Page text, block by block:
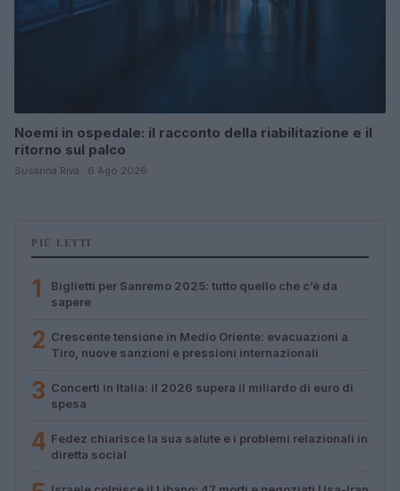
Noemi in ospedale: il racconto della riabilitazione e il
ritorno sul palco
Susanna Riva · 6 Ago 2026
PIÙ LETTI
1
Biglietti per Sanremo 2025: tutto quello che c’è da
sapere
2 Crescente tensione in Medio Oriente: evacuazioni a
Tiro, nuove sanzioni e pressioni internazionali
3 Concerti in Italia: il 2026 supera il miliardo di euro di
spesa
4 Fedez chiarisce la sua salute e i problemi relazionali in
diretta social